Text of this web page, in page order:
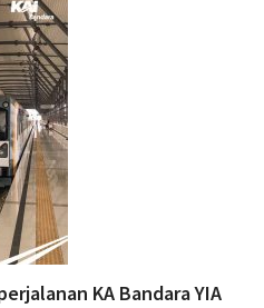
KA Bandara YIA